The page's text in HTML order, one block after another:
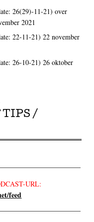
26(29)-11-21) over
2021
22-11-21) 22 november
26-10-21) 26 oktober
TIPS /
URL:
feed